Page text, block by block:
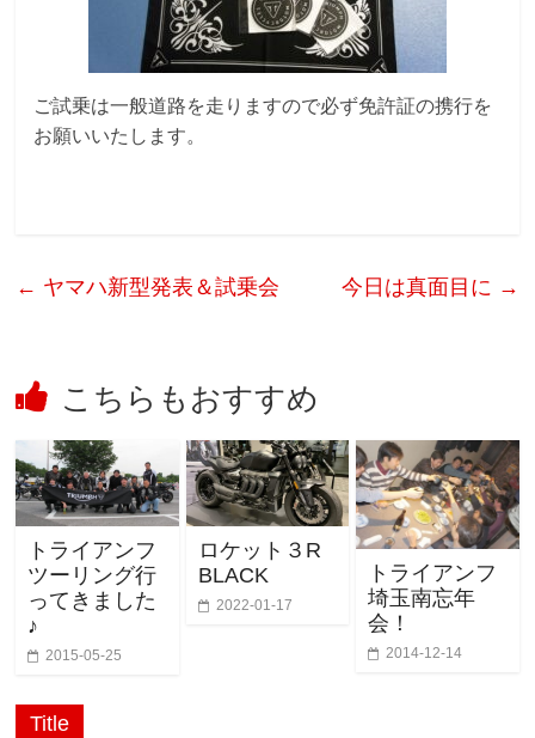
ご試乗は一般道路を走りますので必ず免許証の携行を
お願いいたします。
← ヤマハ新型発表＆試乗会 今日は真面目に →
こちらもおすすめ
トライアンフ
ツーリング行
ってきました
♪
2015-05-25
ロケット３R
BLACK
2022-01-17
トライアンフ
埼玉南忘年
会！
2014-12-14
Title